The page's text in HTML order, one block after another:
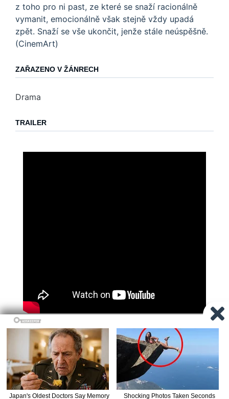
z toho pro ni past, ze které se snaží racionálně
vymanit, emocionálně však stejně vždy upadá
zpět. Snaží se vše ukončit, jenže stále neúspěšně.
(CinemArt)
ZAŘAZENO V ŽÁNRECH
Drama
TRAILER